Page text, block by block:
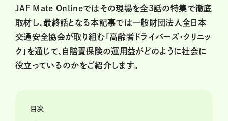
JAF Mate Onlineではその現場を全３話の特集で徹底
取材し、最終話となる本記事では一般財団法人全日本
交通安全協会が取り組む「高齢者ドライバーズ・クリニッ
ク」を通じて、自賠責保険の運用益がどのように社会に
役立っているのかをご紹介します。
目次